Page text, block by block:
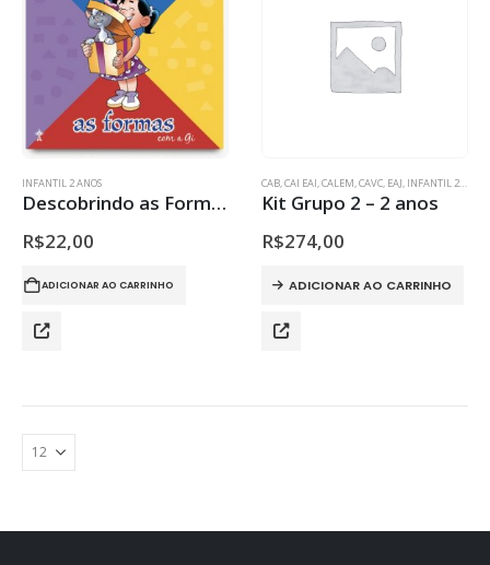
INFANTIL 2 ANOS
Descobrindo as Formas com a Gi
R$22,00
ADICIONAR AO CARRINHO
CAB,CAI EAI,CALEM,CAVC, EAJ, INFANTIL 2 ANOS
Kit Grupo 2 – 2 anos
R$274,00
ADICIONAR AO CARRINHO